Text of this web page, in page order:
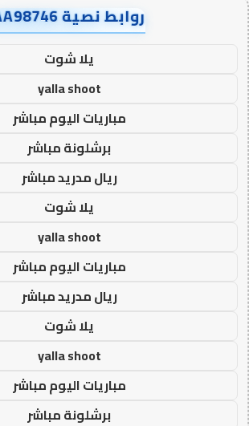
روابط نصية AA98746
يلا شوت
yalla shoot
مباريات اليوم مباشر
برشلونة مباشر
ريال مدريد مباشر
يلا شوت
yalla shoot
مباريات اليوم مباشر
ريال مدريد مباشر
يلا شوت
yalla shoot
مباريات اليوم مباشر
برشلونة مباشر